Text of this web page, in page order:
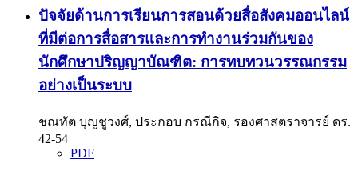
ปัจจัยด้านการเรียนการสอนด้วยสื่อสังคมออนไลน์
ที่มีต่อการสื่อสารและการทำงานร่วมกันของ
นักศึกษาปริญญาบัณฑิต: การทบทวนวรรณกรรม
อย่างเป็นระบบ
ชณทัต บุญชูวงศ์, ประกอบ กรณีกิจ, รองศาสตราจารย์ ดร.
42-54
PDF